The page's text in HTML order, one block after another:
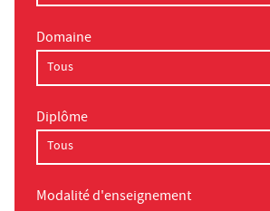
Domaine
Diplôme
Modalité d'enseignement